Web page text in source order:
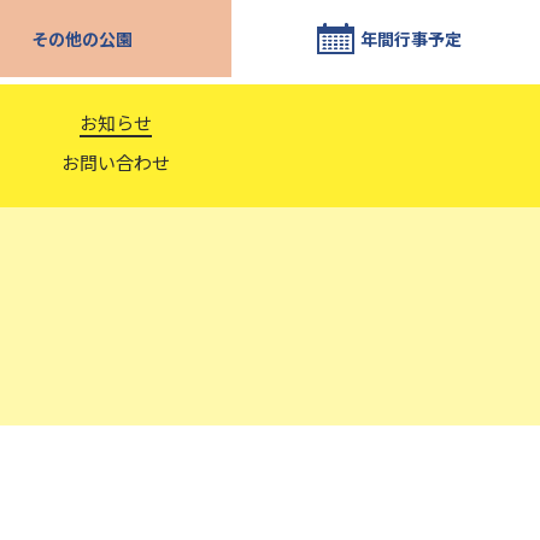
お知らせ
お問い合わせ
その他の公園 年間行事予定